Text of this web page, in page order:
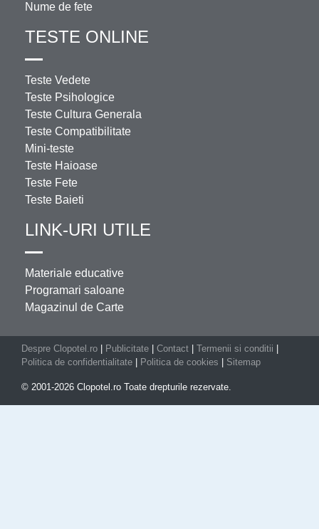
Nume de fete
TESTE ONLINE
Teste Vedete
Teste Psihologice
Teste Cultura Generala
Teste Compatibilitate
Mini-teste
Teste Haioase
Teste Fete
Teste Baieti
LINK-URI UTILE
Materiale educative
Programari saloane
Magazinul de Carte
Despre Clopotel.ro Publicitate Contact Termenii si conditii
Politica de confidentialitate
Politica de cookies Sitemap
© 2001-2026 Clopotel.ro Toate drepturile rezervate.